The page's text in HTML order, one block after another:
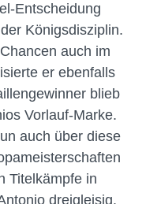
Entscheidung
Königsdisziplin.
auch im
er ebenfalls
blieb
Vorlauf-Marke.
auch über diese
Titelkämpfe in
dreigleisig.